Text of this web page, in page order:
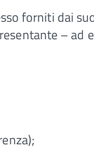
forniti dai
– ad